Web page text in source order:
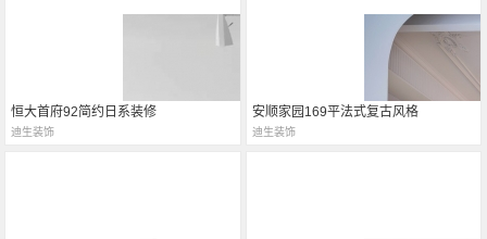
恒大首府92简约日系装修
迪生装饰
安顺家园169平法式复古风格
迪生装饰